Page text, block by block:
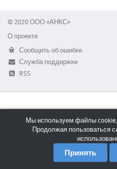
© 2020 ООО «АНКС»
О проекте
Сообщить об ошибке
Служба поддержки
RSS
Мы используем файлы
Продолжая пользоваться
Принять